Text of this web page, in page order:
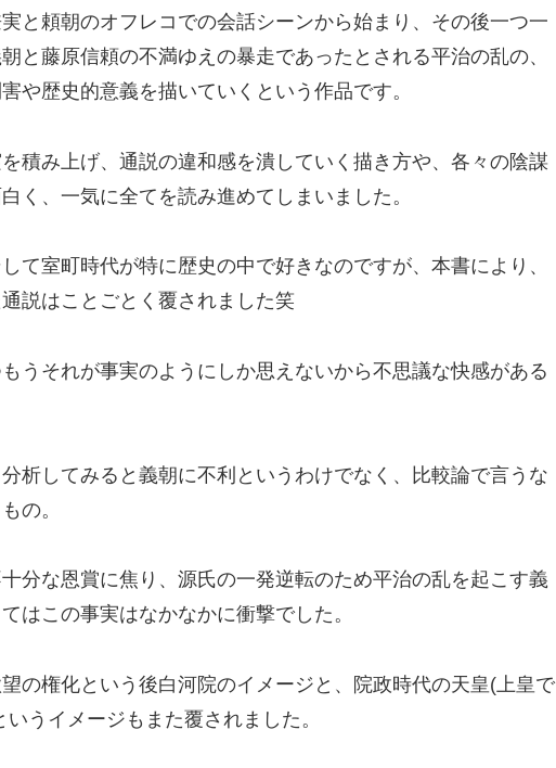
と頼朝のオフレコでの会話シーンから始まり、その後一つ一
と藤原信頼の不満ゆえの暴走であったとされる平治の乱の、
や歴史的意義を描いていくという作品です。
積み上げ、通説の違和感を潰していく描き方や、各々の陰謀
く、一気に全てを読み進めてしまいました。
て室町時代が特に歴史の中で好きなのですが、本書により、
説はことごとく覆されました笑
うそれが事実のようにしか思えないから不思議な快感がある
析してみると義朝に不利というわけでなく、比較論で言うな
の。
分な恩賞に焦り、源氏の一発逆転のため平治の乱を起こす義
はこの事実はなかなかに衝撃でした。
の権化という後白河院のイメージと、院政時代の天皇(上皇で
うイメージもまた覆されました。